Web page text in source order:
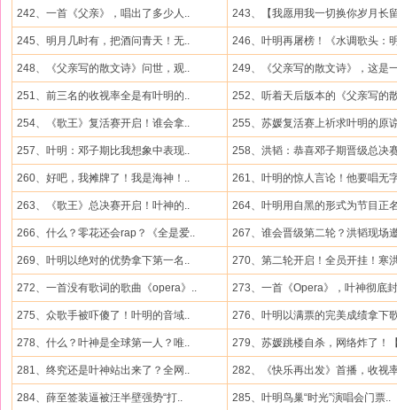
242、一首《父亲》，唱出了多少人.. 243、【我愿用我一切换你岁月长
245、明月几时有，把酒问青天！无.. 246、叶明再屠榜！《水调歌头：
248、《父亲写的散文诗》问世，观.. 249、《父亲写的散文诗》，这是
251、前三名的收视率全是有叶明的.. 252、听着天后版本的《父亲写的
254、《歌王》复活赛开启！谁会拿.. 255、苏媛复活赛上祈求叶明的原
257、叶明：邓子期比我想象中表现.. 258、洪韬：恭喜邓子期晋级总决
260、好吧，我摊牌了！我是海神！.. 261、叶明的惊人言论！他要唱无
263、《歌王》总决赛开启！叶神的.. 264、叶明用自黑的形式为节目正
266、什么？零花还会rap？《全是爱.. 267、谁会晋级第二轮？洪韬现场
269、叶明以绝对的优势拿下第一名.. 270、第二轮开启！全员开挂！寒
272、一首没有歌词的歌曲《opera》.. 273、一首《Opera》，叶神彻底
275、众歌手被吓傻了！叶明的音域.. 276、叶明以满票的完美成绩拿下
278、什么？叶神是全球第一人？唯.. 279、苏媛跳楼自杀，网络炸了！
281、终究还是叶神站出来了？全网.. 282、《快乐再出发》首播，收视
284、薛至签装逼被汪半壁强势“打.. 285、叶明鸟巢“时光”演唱会门票..